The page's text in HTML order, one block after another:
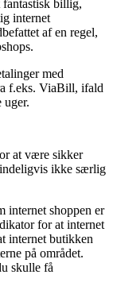
fantastisk billig,
internet
af en regel,
med
f.eks. ViaBill, ifald
uger.
at være sikker
ikke særlig
internet shoppen er
for at internet
internet butikken
på området.
skulle få